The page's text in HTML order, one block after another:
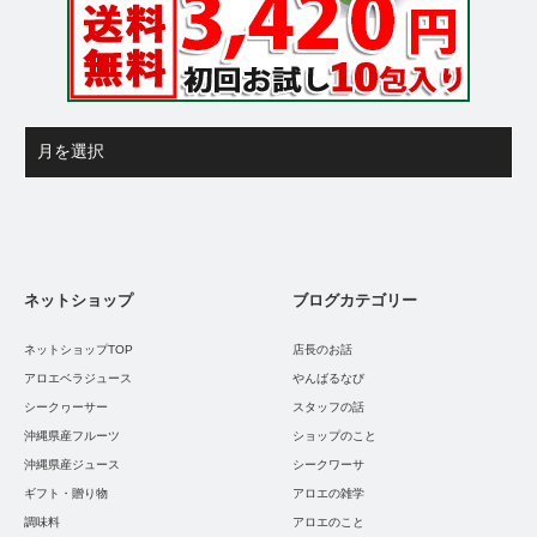
ネットショップ
ネットショップTOP
アロエベラジュース
シークヮーサー
沖縄県産フルーツ
沖縄県産ジュース
ギフト・贈り物
調味料
ブログカテゴリー
店長のお話
やんばるなび
スタッフの話
ショップのこと
シークワーサ
アロエの雑学
アロエのこと